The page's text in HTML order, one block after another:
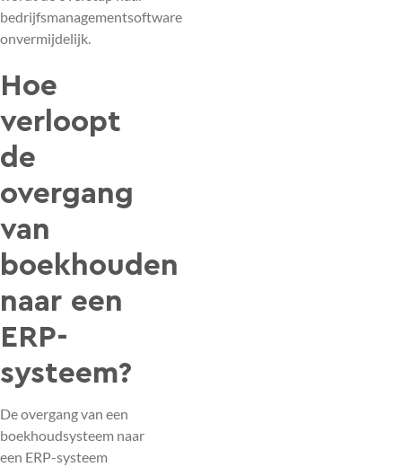
bedrijfsmanagementsoftware
onvermijdelijk.
Hoe
verloopt
de
overgang
van
boekhouden
naar een
ERP-
systeem?
De overgang van een
boekhoudsysteem naar
een ERP-systeem